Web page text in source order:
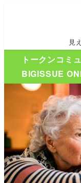
見
トークンコミ
BIGISSUE